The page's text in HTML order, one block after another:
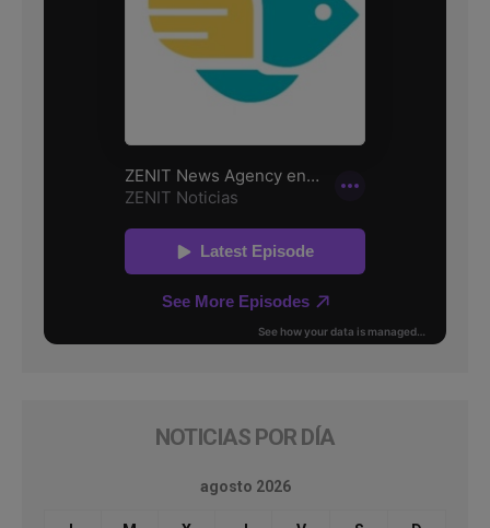
NOTICIAS POR DÍA
agosto 2026